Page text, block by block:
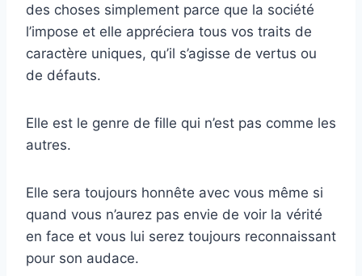
des choses simplement parce que la société
l’impose et elle appréciera tous vos traits de
caractère uniques, qu’il s’agisse de vertus ou
de défauts.
Elle est le genre de fille qui n’est pas comme les
autres.
Elle sera toujours honnête avec vous même si
quand vous n’aurez pas envie de voir la vérité
en face et vous lui serez toujours reconnaissant
pour son audace.